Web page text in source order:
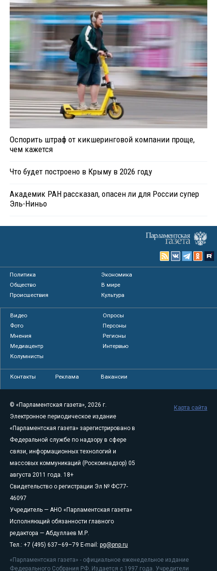
Оспорить штраф от кикшеринговой компании проще,
чем кажется
Что будет построено в Крыму в 2026 году
Академик РАН рассказал, опасен ли для России супер
Эль-Ниньо
Политика
Экономика
Общество
В мире
Происшествия
Культура
Видео
Опросы
Фото
Персоны
Мнения
Регионы
Медиацентр
Интервью
Колумнисты
Контакты Реклама Вакансии
© «Парламентская газета», 2026 г.
Электронное периодическое издание
«Парламентская газета» зарегистрировано в
Федеральной службе по надзору в сфере
связи, информационных технологий и
массовых коммуникаций (Роскомнадзор) 05
августа 2011 года. 18+
Свидетельство о регистрации Эл № ФС77-
46097
Учредитель — АНО «Парламентская газета»
Исполняющий обязанности главного
редактора — Абдуллаев М.Р.
Тел.: +7 (495) 637–69–79 E-mail: pg@pnp.ru
«Парламентская газета» - официальное еженедельное издание
Федерального Собрания РФ. Издается с 1997 года. Учредители
Карта сайта